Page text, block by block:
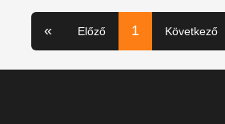
« Előző 1 Következő